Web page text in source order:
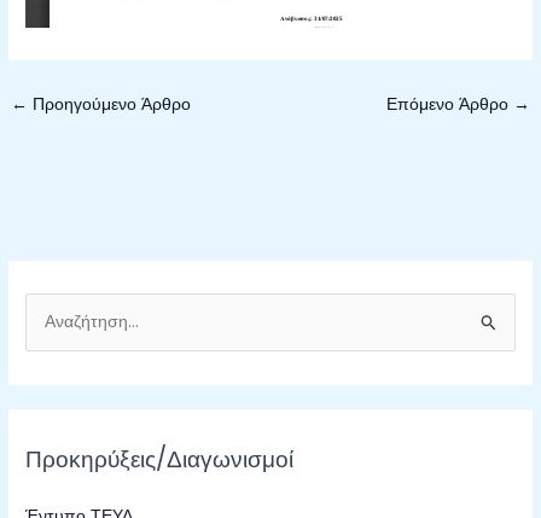
← Προηγούμενο Άρθρο Επόμενο Άρθρο →
ν
α
ή
Προκηρύξεις/Διαγωνισμοί